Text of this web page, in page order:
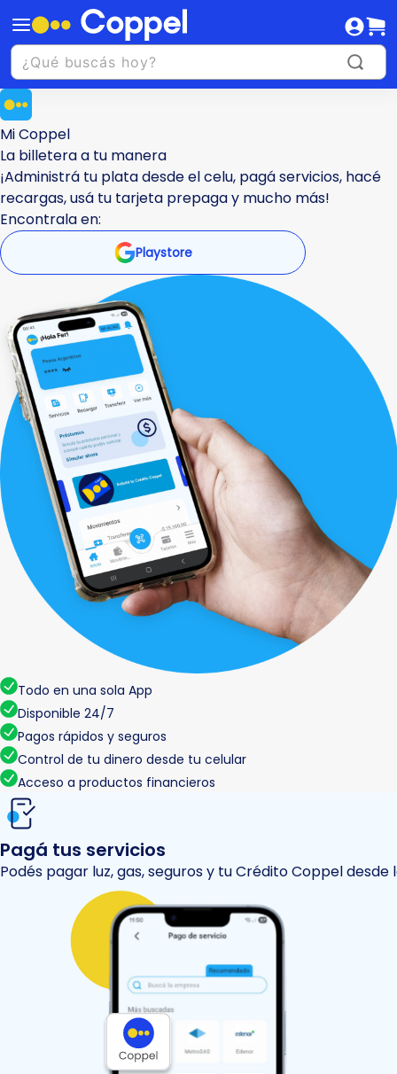
Mi Coppel
La billetera a tu manera
¡Administrá tu plata desde el celu, pagá servicios, hacé
recargas, usá tu tarjeta prepaga y mucho más!
Encontrala en:
Playstore
Todo en una sola App
Disponible 24/7
Pagos rápidos y seguros
Control de tu dinero desde tu celular
Acceso a productos financieros
Pagá tus servicios
Podés pagar luz, gas, seguros y tu Crédito Coppel desde